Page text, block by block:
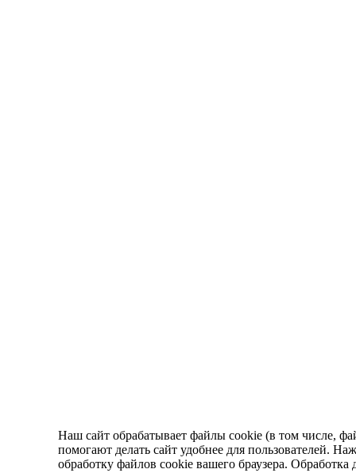
Наш сайт обрабатывает файлы cookie (в том числе,
помогают делать сайт удобнее для пользователей.
обработку файлов cookie вашего браузера. Обработка